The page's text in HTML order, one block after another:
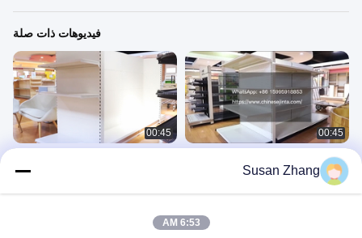
فيديوهات ذات صلة
00:45
اجعل ممرات متجرك أي طول مع أسهل
الطلبية غونديلا رفوف فضفاضة!
00:45
سوبر ماركت التجزئة الفعالة
Susan Zhang
6:53 AM